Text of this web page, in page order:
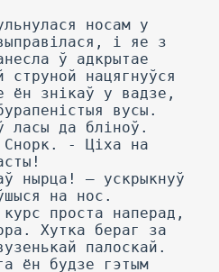
носам у
і яе з
ў адкрытае
нацягнуўся
ён знікаў у вадзе,
вусы.
ласы да бліноў.
- Ціха на
нырца! — ускрыкнуў
на нос.
проста наперад,
Хутка бераг за
палоскай.
ён будзе гэтым